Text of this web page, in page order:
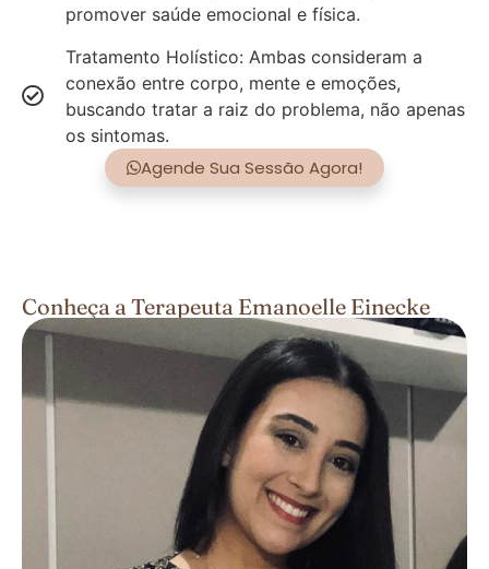
promover saúde emocional e física.
Tratamento Holístico: Ambas consideram a
conexão entre corpo, mente e emoções,
buscando tratar a raiz do problema, não apenas
os sintomas.
Agende Sua Sessão Agora!
Conheça a Terapeuta Emanoelle Einecke